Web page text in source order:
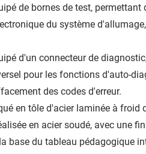
de bornes de test,
du système
d'un connecteur de
pour les fonctions d'auto-
des codes d'erreur.
en tôle d'acier laminée à
en acier soudé, avec une
base du tableau pédagogique